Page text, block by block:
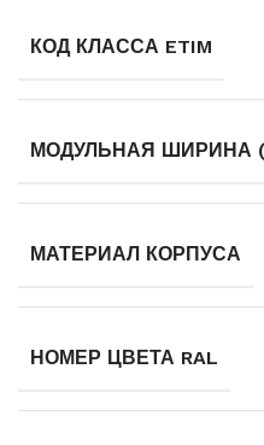
КОД КЛАССА ETIM
МОДУЛЬНАЯ ШИРИНА
МАТЕРИАЛ КОРПУСА
НОМЕР ЦВЕТА RAL